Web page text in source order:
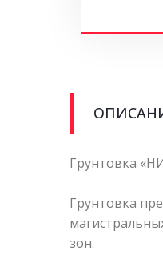
Грунтовка
Грунтовка
зон.